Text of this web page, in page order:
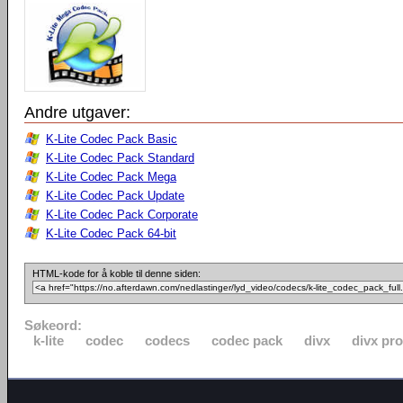
Andre utgaver:
K-Lite Codec Pack Basic
K-Lite Codec Pack Standard
K-Lite Codec Pack Mega
K-Lite Codec Pack Update
K-Lite Codec Pack Corporate
K-Lite Codec Pack 64-bit
HTML-kode for å koble til denne siden:
Søkeord:
k-lite
codec codecs codec pack divx divx pro